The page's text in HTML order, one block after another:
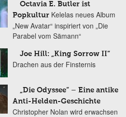
Octavia E. Butler ist
Popkultur Kelelas neues Album
„New Avatar“ inspiriert von „Die
Parabel vom Sämann“
Joe Hill: „King Sorrow II“
Drachen aus der Finsternis
„Die Odyssee“ – Eine antike
Anti-Helden-Geschichte
Christopher Nolan wird erwachsen